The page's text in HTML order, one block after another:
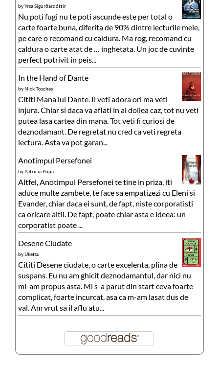
byYrsa Sigurðardóttir
Nu poti fugi nu te poti ascunde este per total o
carte foarte buna, diferita de 90% dintre lecturile mele,
pe care o recomand cu caldura. Ma rog, recomand cu
caldura o carte atat de … inghetata. Un joc de cuvinte
perfect potrivit in peis...
In the Hand of Dante
byNick Tosches
Cititi Mana lui Dante. Il veti adora ori ma veti
injura. Chiar si daca va aflati in al doilea caz, tot nu veti
putea lasa cartea din mana. Tot veti fi curiosi de
deznodamant. De regretat nu cred ca veti regreta
lectura. Asta va pot garan...
Anotimpul Persefonei
by Patricia Popa
Altfel, Anotimpul Persefonei te tine in priza, iti
aduce multe zambete, te face sa empatizezi cu Eleni si
Evander, chiar daca ei sunt, de fapt, niste corporatisti
ca oricare altii. De fapt, poate chiar asta e ideea: un
corporatist poate ...
Desene Ciudate
byUketsu
Cititi Desene ciudate, o carte excelenta, plina de
suspans. Eu nu am ghicit deznodamantul, dar nici nu
mi-am propus asta. Mi s-a parut din start ceva foarte
complicat, foarte incurcat, asa ca m-am lasat dus de
val. Am vrut sa il aflu atu...